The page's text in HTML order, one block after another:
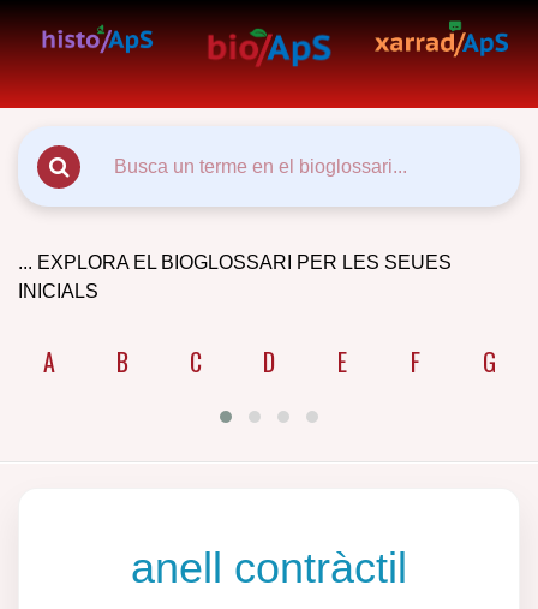
... EXPLORA EL BIOGLOSSARI PER LES SEUES
INICIALS
A B C D E F G
anell contràctil